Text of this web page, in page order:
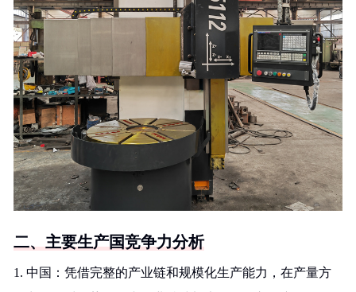
二、主要生产国竞争力分析
1. 中国：凭借完整的产业链和规模化生产能力，在产量方